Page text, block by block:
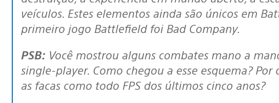
veículos. Estes elementos ainda são únicos em
primeiro jogo Battlefield foi Bad Company.
PSB: Você mostrou alguns combates mano a
single-player. Como chegou a esse esquema?
as facas como todo FPS dos últimos cinco anos?